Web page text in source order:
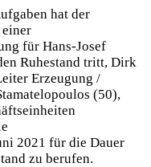
hat der
für Hans-Josef
Ruhestand tritt, Dirk
Erzeugung /
(50),
2021 für die Dauer
zu berufen.